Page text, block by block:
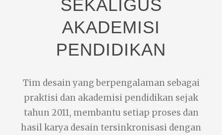
SEKALIGUS
AKADEMISI
PENDIDIKAN
Tim desain yang berpengalaman sebagai
praktisi dan akademisi pendidikan sejak
tahun 2011, membantu setiap proses dan
hasil karya desain tersinkronisasi dengan